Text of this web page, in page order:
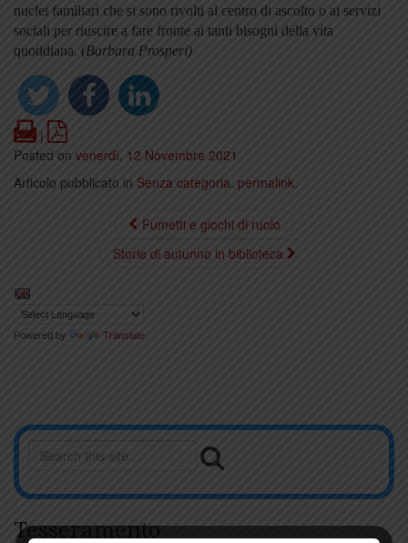
nuclei familiari che si sono rivolti al centro di ascolto o ai servizi
sociali per riuscire a fare fronte ai tanti bisogni della vita
quotidiana. (Barbara Prosperi)
Print
|
Posted on venerdì, 12 Novembre 2021
Articolo pubblicato in Senza categoria. permalink.
Fumetti e giochi di ruolo
Storie di autunno in biblioteca
Powered by Translate
Tesseramento